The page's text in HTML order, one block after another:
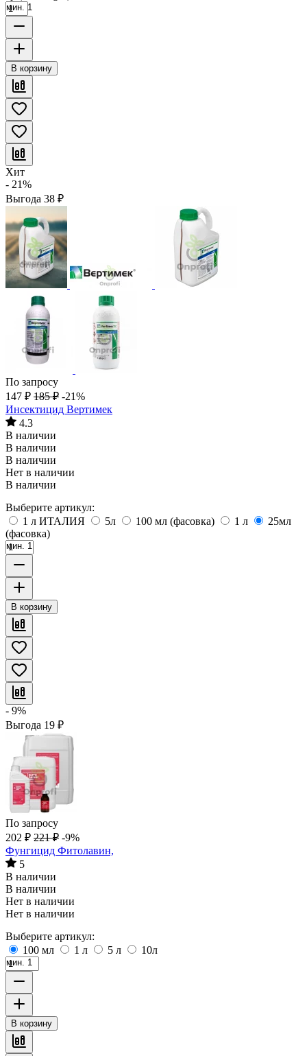
мин. 1
В корзину
Хит
- 21%
Выгода 38 ₽
По запросу
147 ₽ 185 ₽ -21%
Инсектицид Вертимек
4.3
В наличии
В наличии
В наличии
Нет в наличии
В наличии
Выберите артикул:
1 л ИТАЛИЯ
5л 100 мл (фасовка) 1 л
25мл
(фасовка)
мин. 1
В корзину
- 9%
Выгода 19 ₽
По запросу
202 ₽ 221 ₽ -9%
Фунгицид Фитолавин,
5
В наличии
В наличии
Нет в наличии
Нет в наличии
Выберите артикул:
100 мл
1 л 5 л 10л
мин. 1
В корзину